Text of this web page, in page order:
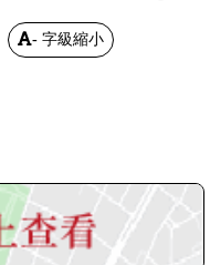
- 字級縮小